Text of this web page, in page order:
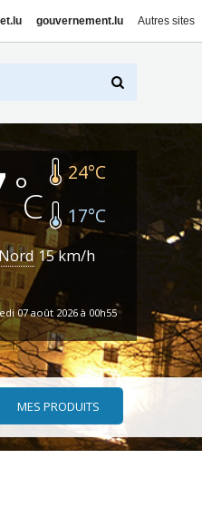
gouvernement.lu Autres sites
24°C
17°C
Nord 15km/h
07 août 2026 à 00h55
MES PRODUITS